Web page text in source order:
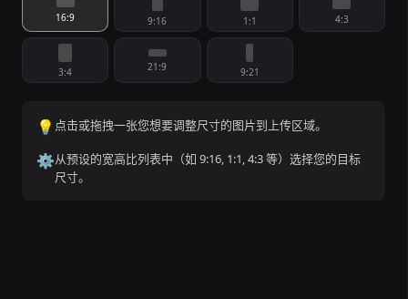
16:9 9:16 1:1 4:3
3:4 21:9 9:21
💡 点击或拖拽一张您想要调整尺寸的图片到上传区域。
⚙️从预设的宽高比列表中（如 9:16, 1:1, 4:3 等）选择您的目标
尺寸。